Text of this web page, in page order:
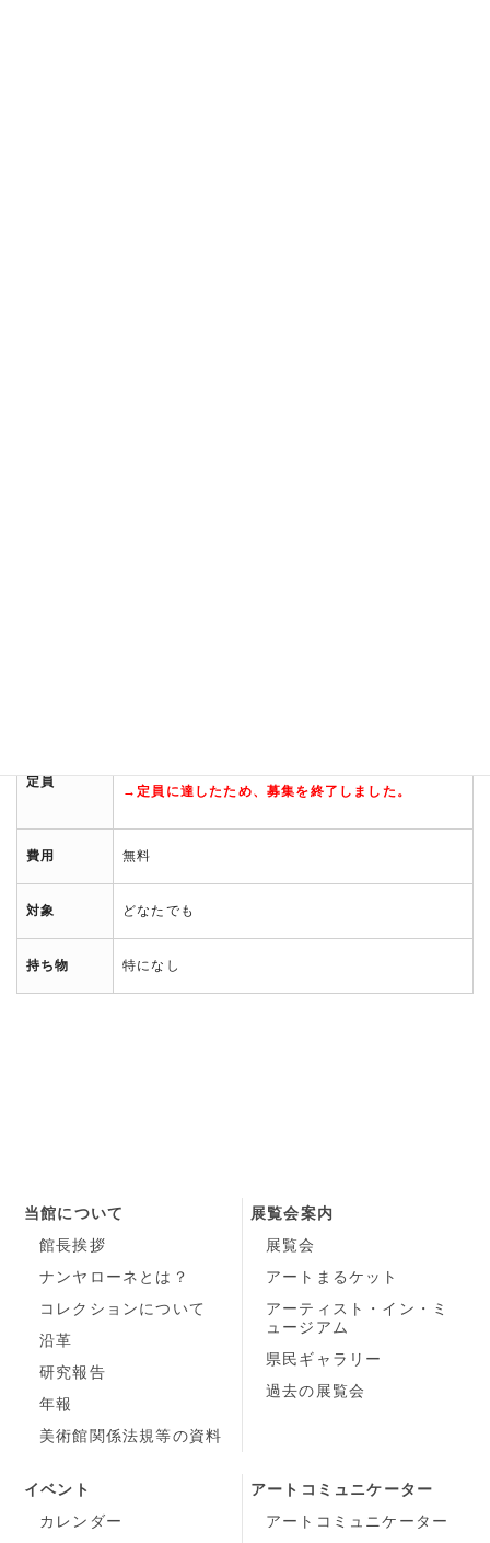
定員
→定員に達したため、募集を終了しました。
費用 無料
対象 どなたでも
持ち物 特になし
当館について
館長挨拶
ナンヤローネとは？
コレクションについて
沿革
研究報告
年報
美術館関係法規等の資料
展覧会案内
展覧会
アートまるケット
アーティスト・イン・ミ
ュージアム
県民ギャラリー
過去の展覧会
イベント
カレンダー
アートコミュニケーター
アートコミュニケーター